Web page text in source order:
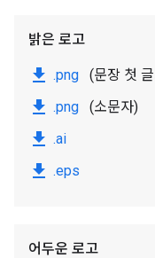
밝은 로고
file_download .png (문장 첫
file_download .png (소문자)
file_download .ai
file_download .eps
어두운 로고